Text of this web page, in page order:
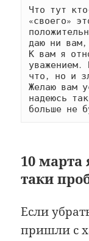
Что тут
«своего»
даю ни
К вам я
уважением.
что, но и
Желаю вам
надеюсь
больше не
10 марта
таки
Если
пришли с